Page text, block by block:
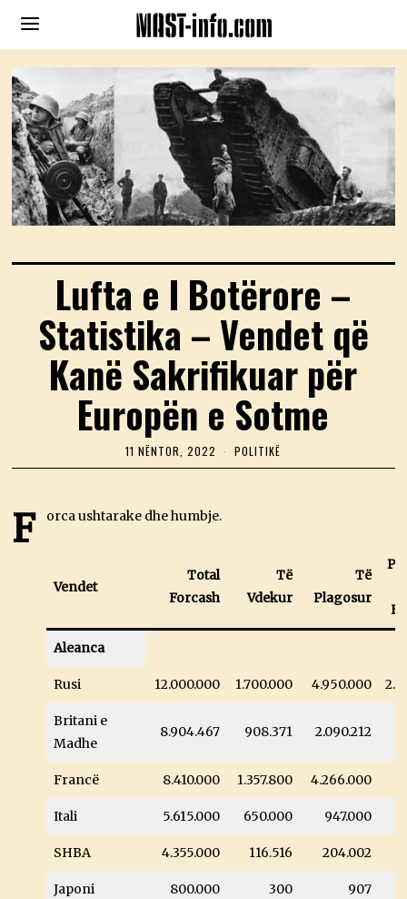
Lufta e I Botërore –
Statistika – Vendet që
Kanë Sakrifikuar për
Europën e Sotme
11 NËNTOR, 2022
1
T
,
2
0
2
POLITIKË
F orca ushtarake dhe humbje.
Vendet
Total
Forcash
Të
Vdekur
Të
Plagosur
Aleanca
Rusi 12.000.000 1.700.000 4.950.000
Britani e
Madhe
8.904.467 908.371 2.090.212
Francë 8.410.000 1.357.800 4.266.000
Itali 5.615.000 650.000 947.000
SHBA 4.355.000 116.516 204.002
Japoni 800.000 300 907